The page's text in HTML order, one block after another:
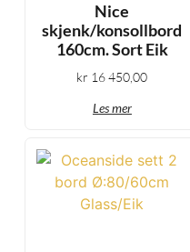
Nice
skjenk/konsollbord
160cm. Sort Eik
kr 16 450,00
Les mer